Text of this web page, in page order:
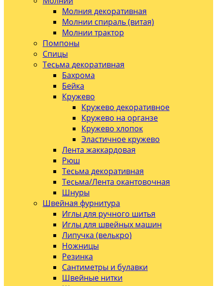
Молния декоративная
Молнии спираль (витая)
Молнии трактор
Помпоны
Спицы
Тесьма декоративная
Бахрома
Бейка
Кружево
Кружево декоративное
Кружево на органзе
Кружево хлопок
Эластичное кружево
Лента жаккардовая
Рюш
Тесьма декоративная
Тесьма/Лента окантовочная
Шнуры
Швейная фурнитура
Иглы для ручного шитья
Иглы для швейных машин
Липучка (велькро)
Ножницы
Резинка
Сантиметры и булавки
Швейные нитки